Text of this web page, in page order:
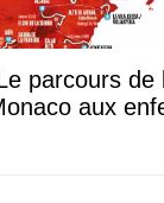
parcours de
aux